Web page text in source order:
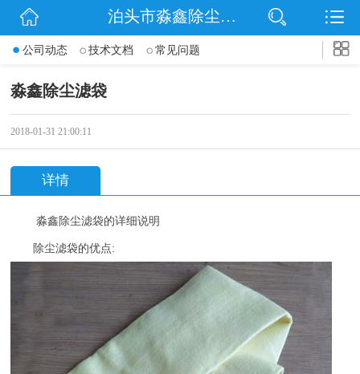
网站首页
泊头市淼鑫除尘配件销售处
公司动态 技术文档 常见问题
淼鑫除尘滤袋
2018-01-31 21:00:11
详情
淼鑫除尘滤袋的详细说明
除尘滤袋的优点: